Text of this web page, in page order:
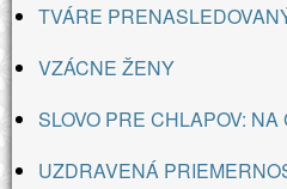
TVÁRE
VZÁCNE ŽENY
SLOVO PRE CHLAPOV:
UZDRAVENÁ